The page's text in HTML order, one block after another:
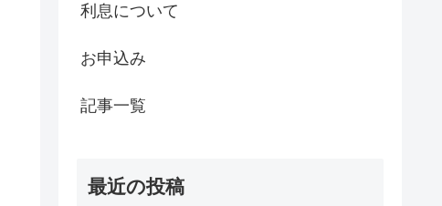
利息について
お申込み
記事一覧
最近の投稿